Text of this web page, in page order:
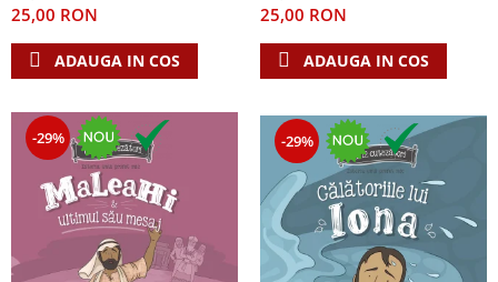
Teologie
A doua venire
Dogmatica
Istoria Bisericii
Misiune
Viata crestina
Contemporaneitate
Devotional
25,00 RON
ADAUGA IN COS
25,00 RON
ADAUGA IN COS
-29% -29%